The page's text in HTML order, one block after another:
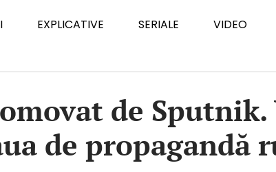
EXPLICATIVE SERIALE VIDEO
de
de propagandă